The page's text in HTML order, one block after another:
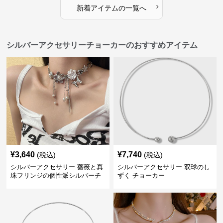
新着アイテムの一覧へ ›
シルバーアクセサリーチョーカーのおすすめアイテム
¥3,640 (税込)
シルバーアクセサリー 薔薇と真
珠フリンジの個性派シルバーチ
¥7,740 (税込)
シルバーアクセサリー 双球のし
ずく チョーカー